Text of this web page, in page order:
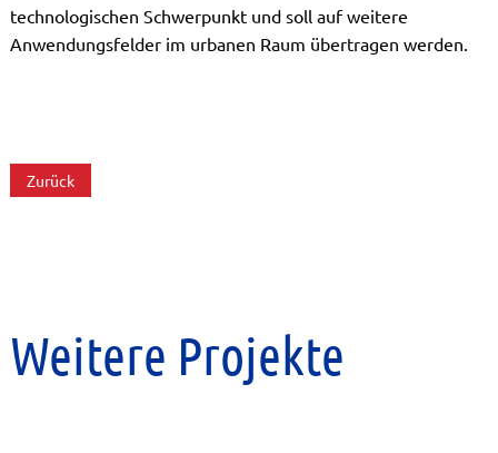
technologischen Schwerpunkt und soll auf weitere
Anwendungsfelder im urbanen Raum übertragen werden.
Zurück
Weitere Projekte